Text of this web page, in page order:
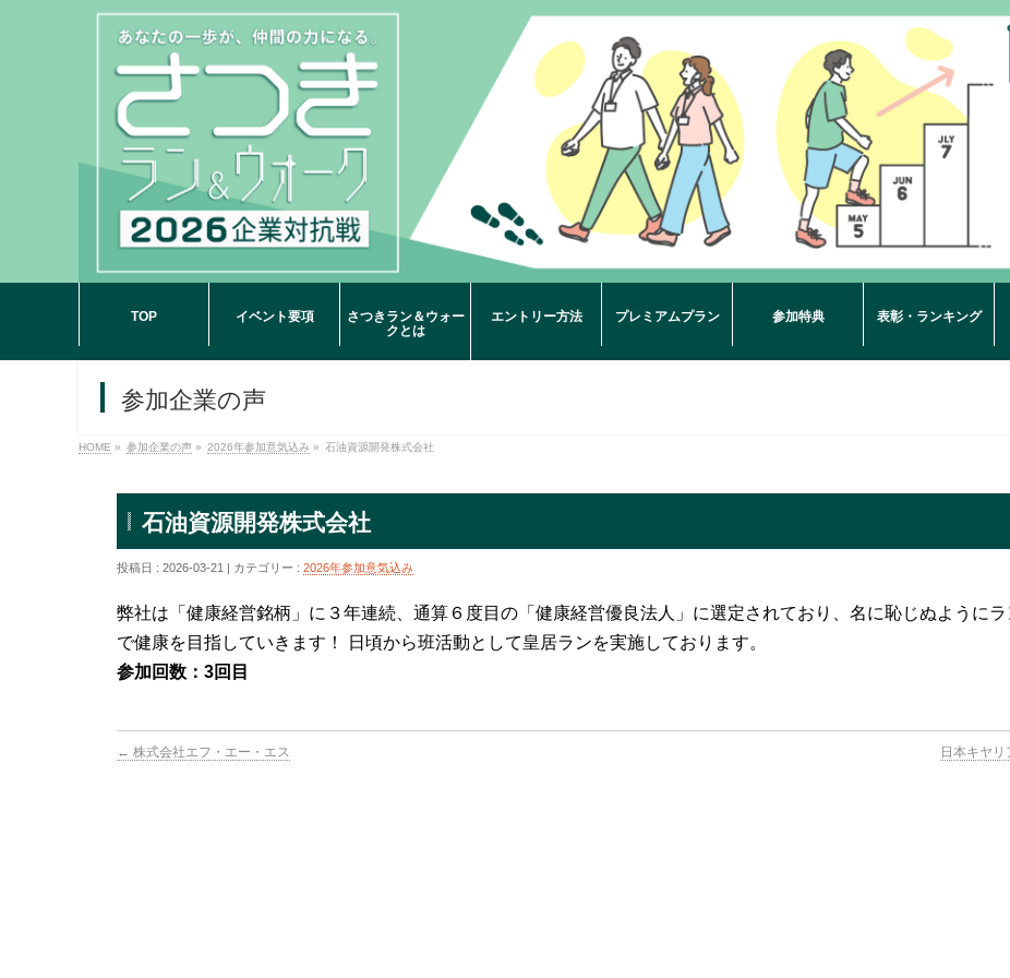
TOP イベント要項
さつきラン＆ウォー
クとは
エントリー方法 プレミアムプラン 参加特典 表彰・ランキング
参加企業の声
HOME » 参加企業の声 » 2026年参加意気込み » 石油資源開発株式会社
石油資源開発株式会社
投稿日 : 2026-03-21 | カテゴリー : 2026年参加意気込み
弊社は「健康経営銘柄」に３年連続、通算６度目の「健康経営優良法人」に選定されており、名に恥じぬように
で健康を目指していきます！ 日頃から班活動として皇居ランを実施しております。
参加回数：3回目
← 株式会社エフ・エー・エス 日本キヤ